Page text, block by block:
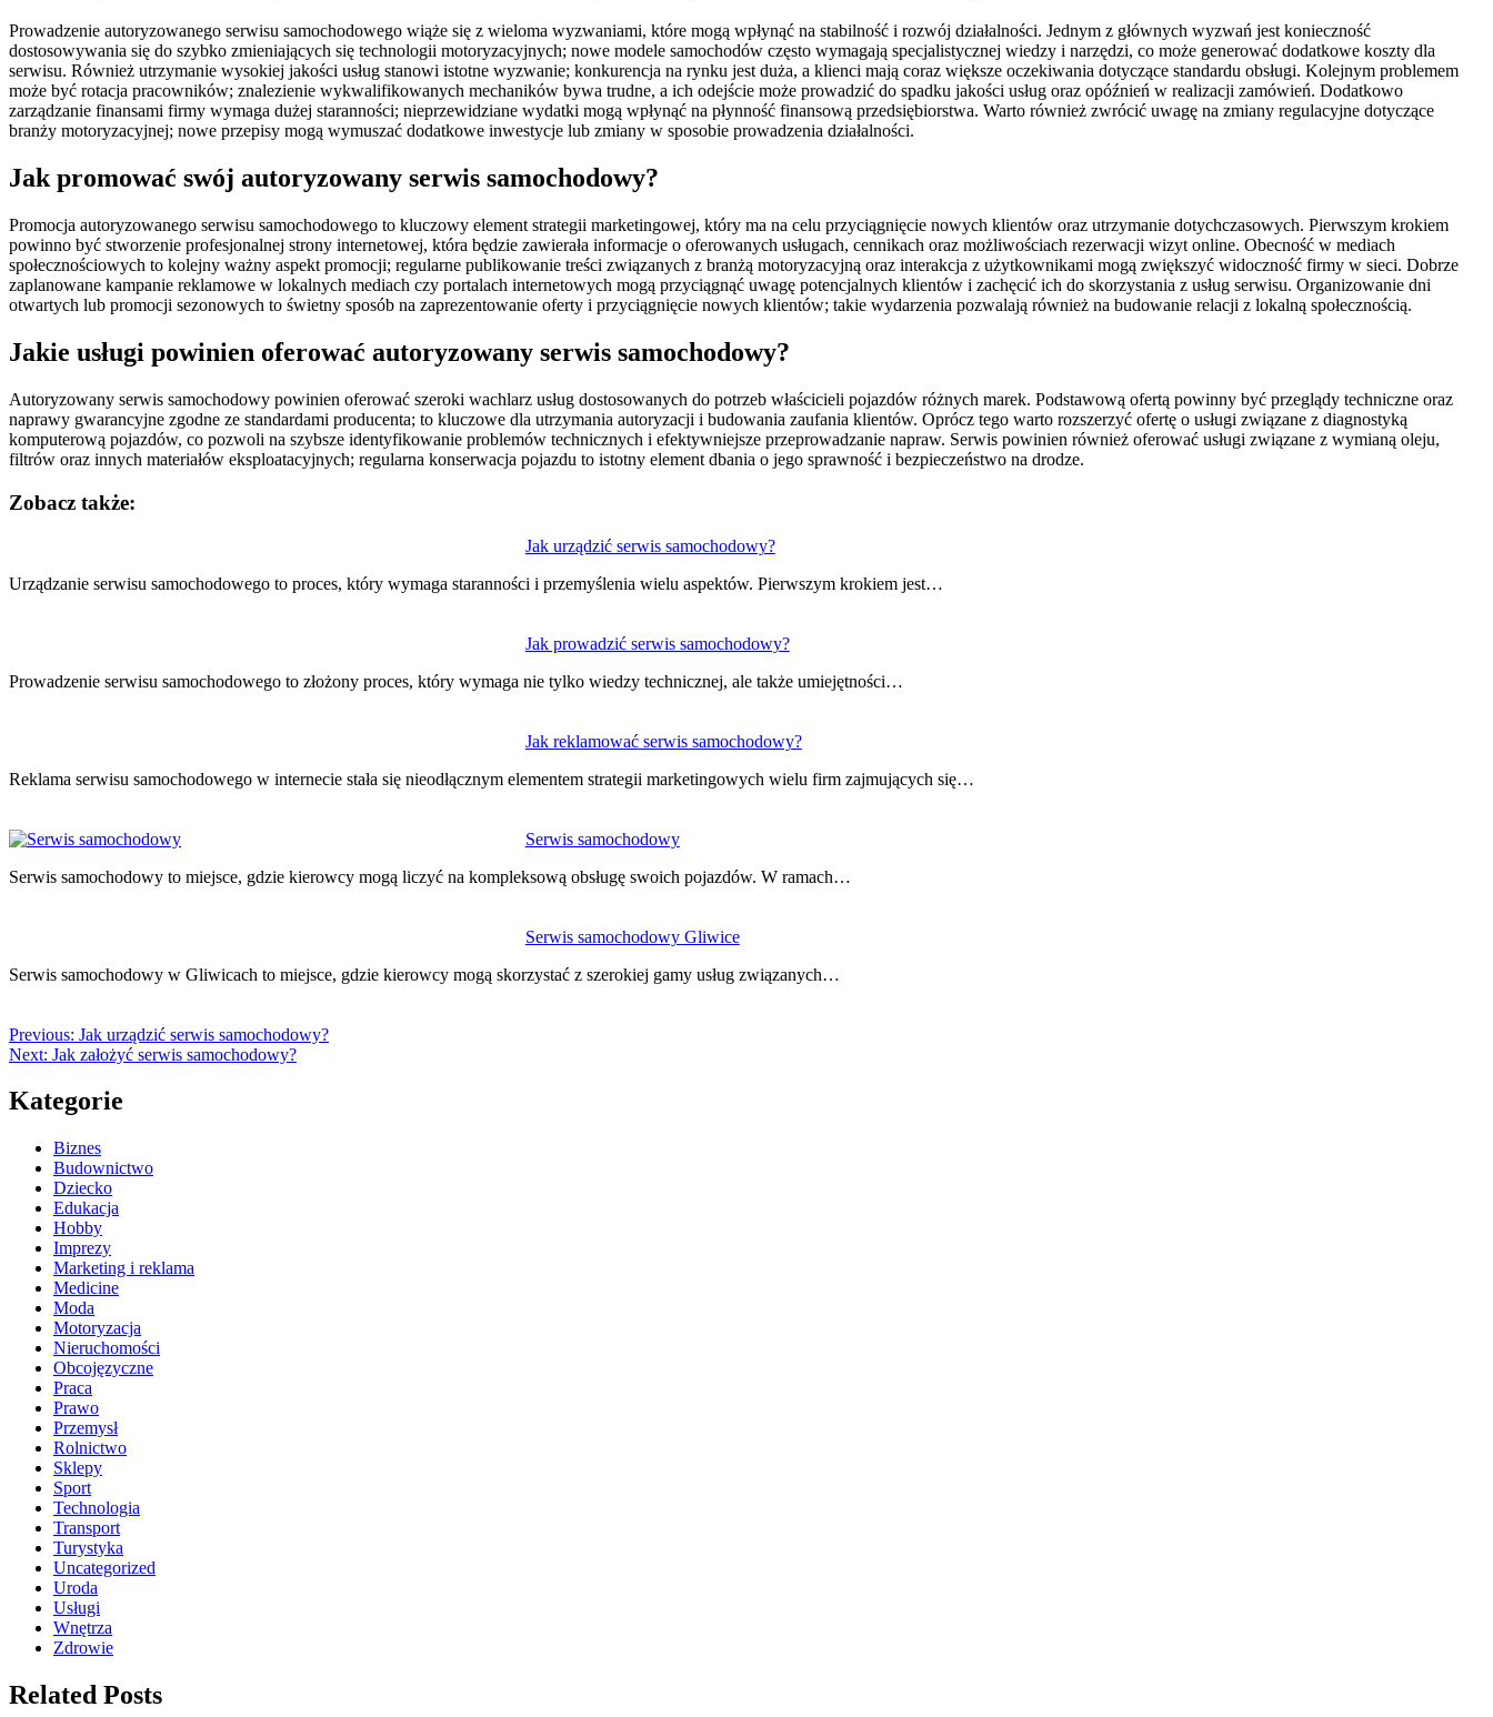
Prowadzenie autoryzowanego serwisu samochodowego wiąże się z wieloma wyzwaniami, które mogą wpłynąć na stabilność i rozwój działalności. Jednym z głównych wyzwań jest konieczność
dostosowywania się do szybko zmieniających się technologii motoryzacyjnych; nowe modele samochodów często wymagają specjalistycznej wiedzy i narzędzi, co może generować dodatkowe koszty dla
serwisu. Również utrzymanie wysokiej jakości usług stanowi istotne wyzwanie; konkurencja na rynku jest duża, a klienci mają coraz większe oczekiwania dotyczące standardu obsługi. Kolejnym problemem
może być rotacja pracowników; znalezienie wykwalifikowanych mechaników bywa trudne, a ich odejście może prowadzić do spadku jakości usług oraz opóźnień w realizacji zamówień. Dodatkowo
zarządzanie finansami firmy wymaga dużej staranności; nieprzewidziane wydatki mogą wpłynąć na płynność finansową przedsiębiorstwa. Warto również zwrócić uwagę na zmiany regulacyjne dotyczące
branży motoryzacyjnej; nowe przepisy mogą wymuszać dodatkowe inwestycje lub zmiany w sposobie prowadzenia działalności.
Jak promować swój autoryzowany serwis samochodowy?
Promocja autoryzowanego serwisu samochodowego to kluczowy element strategii marketingowej, który ma na celu przyciągnięcie nowych klientów oraz utrzymanie dotychczasowych. Pierwszym krokiem
powinno być stworzenie profesjonalnej strony internetowej, która będzie zawierała informacje o oferowanych usługach, cennikach oraz możliwościach rezerwacji wizyt online. Obecność w mediach
społecznościowych to kolejny ważny aspekt promocji; regularne publikowanie treści związanych z branżą motoryzacyjną oraz interakcja z użytkownikami mogą zwiększyć widoczność firmy w sieci. Dobrze
zaplanowane kampanie reklamowe w lokalnych mediach czy portalach internetowych mogą przyciągnąć uwagę potencjalnych klientów i zachęcić ich do skorzystania z usług serwisu. Organizowanie dni
otwartych lub promocji sezonowych to świetny sposób na zaprezentowanie oferty i przyciągnięcie nowych klientów; takie wydarzenia pozwalają również na budowanie relacji z lokalną społecznością.
Jakie usługi powinien oferować autoryzowany serwis samochodowy?
Autoryzowany serwis samochodowy powinien oferować szeroki wachlarz usług dostosowanych do potrzeb właścicieli pojazdów różnych marek. Podstawową ofertą powinny być przeglądy techniczne oraz
naprawy gwarancyjne zgodne ze standardami producenta; to kluczowe dla utrzymania autoryzacji i budowania zaufania klientów. Oprócz tego warto rozszerzyć ofertę o usługi związane z diagnostyką
komputerową pojazdów, co pozwoli na szybsze identyfikowanie problemów technicznych i efektywniejsze przeprowadzanie napraw. Serwis powinien również oferować usługi związane z wymianą oleju,
filtrów oraz innych materiałów eksploatacyjnych; regularna konserwacja pojazdu to istotny element dbania o jego sprawność i bezpieczeństwo na drodze.
Zobacz także:
Jak urządzić serwis samochodowy?
Urządzanie serwisu samochodowego to proces, który wymaga staranności i przemyślenia wielu aspektów. Pierwszym krokiem jest…
Jak prowadzić serwis samochodowy?
Prowadzenie serwisu samochodowego to złożony proces, który wymaga nie tylko wiedzy technicznej, ale także umiejętności…
Jak reklamować serwis samochodowy?
Reklama serwisu samochodowego w internecie stała się nieodłącznym elementem strategii marketingowych wielu firm zajmujących się…
Serwis samochodowy
Serwis samochodowy to miejsce, gdzie kierowcy mogą liczyć na kompleksową obsługę swoich pojazdów. W ramach…
Serwis samochodowy Gliwice
Serwis samochodowy w Gliwicach to miejsce, gdzie kierowcy mogą skorzystać z szerokiej gamy usług związanych…
wpisu
Previous: Jak urządzić serwis samochodowy?
Next: Jak założyć serwis samochodowy?
Kategorie
Biznes
Budownictwo
Dziecko
Edukacja
Hobby
Imprezy
Marketing i reklama
Medicine
Moda
Motoryzacja
Nieruchomości
Obcojęzyczne
Praca
Prawo
Przemysł
Rolnictwo
Sklepy
Sport
Technologia
Transport
Turystyka
Uncategorized
Uroda
Usługi
Wnętrza
Zdrowie
Related Posts